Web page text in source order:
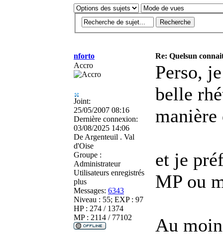
nforto
Re: Quelsun
Accro
Joint:
25/05/2007 08:16
Dernière connexion:
03/08/2025 14:06
De Argenteuil . Val
d'Oise
Groupe :
Administrateur
Utilisateurs enregistrés
plus
Messages: 6343
Niveau : 55; EXP : 97
HP : 274 / 1374
MP : 2114 / 77102
Perso,
belle
manière
et je
MP ou
Au